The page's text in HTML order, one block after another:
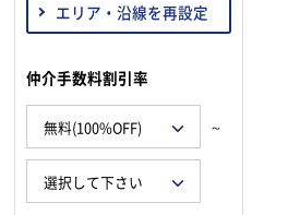
エリア・沿線を再設定
仲介手数料割引率
～